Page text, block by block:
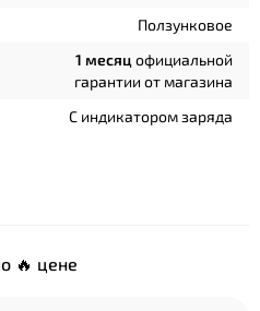
Ползунковое
1 месяц официальной
гарантии от магазина
С индикатором заряда
🔥 цене